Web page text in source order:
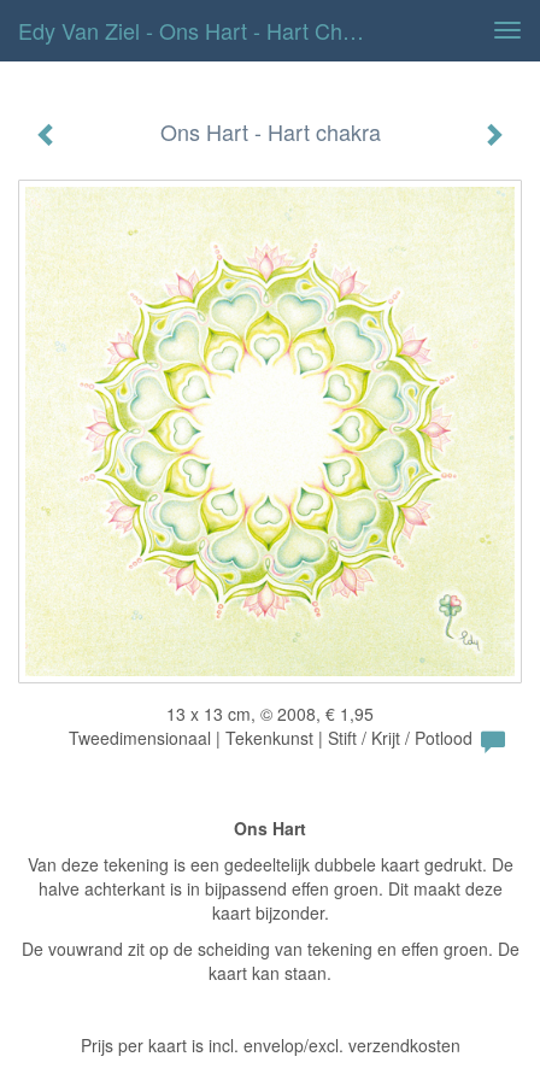
Edy Van Ziel - Ons Hart - Hart Chakra
Ons Hart - Hart chakra
13 x 13 cm, © 2008, € 1,95
Tweedimensionaal | Tekenkunst | Stift / Krijt / Potlood
Ons Hart
Van deze tekening is een gedeeltelijk dubbele kaart gedrukt. De
halve achterkant is in bijpassend effen groen. Dit maakt deze
kaart bijzonder.
De vouwrand zit op de scheiding van tekening en effen groen. De
kaart kan staan.
Prijs per kaart is incl. envelop/excl. verzendkosten